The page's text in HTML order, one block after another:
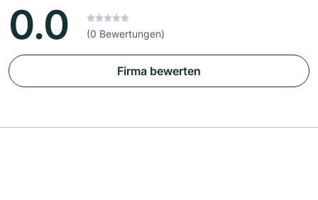
0.0 (0 Bewertungen)
Firma bewerten